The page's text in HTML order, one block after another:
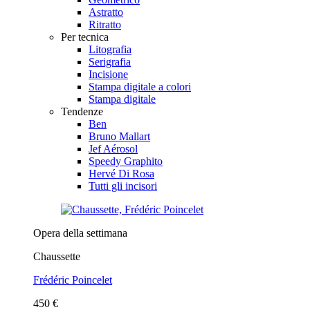
Astratto
Ritratto
Per tecnica
Litografia
Serigrafia
Incisione
Stampa digitale a colori
Stampa digitale
Tendenze
Ben
Bruno Mallart
Jef Aérosol
Speedy Graphito
Hervé Di Rosa
Tutti gli incisori
Opera della settimana
Chaussette
Frédéric Poincelet
450 €